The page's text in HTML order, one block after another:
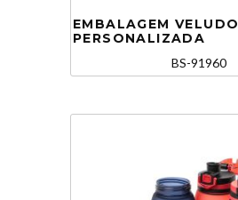
EMBALAGEM VELUDO
PERSONALIZADA
BS-91960